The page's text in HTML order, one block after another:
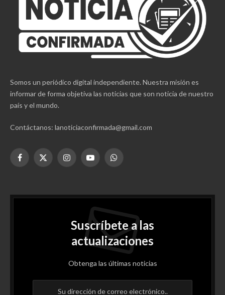
Somos un periódico digital independiente. Nuestra misión es
informar de forma objetiva las noticias que son noticia de nuestro
país y el mundo.
Contáctanos: lanoticiaconfirmada@gmail.com
Facebook
X
InstagramYouTubeWhatsApp
Suscríbete a las
actualizaciones
Obtenga las últimas noticias